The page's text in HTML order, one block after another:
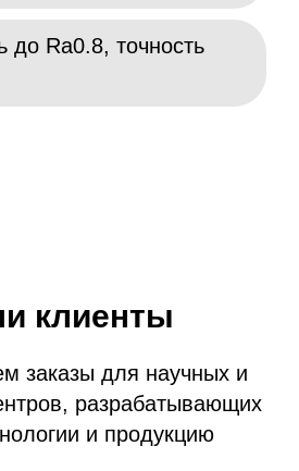
до Ra0.8, точность
клиенты
заказы для научных и
разрабатывающих
и продукцию